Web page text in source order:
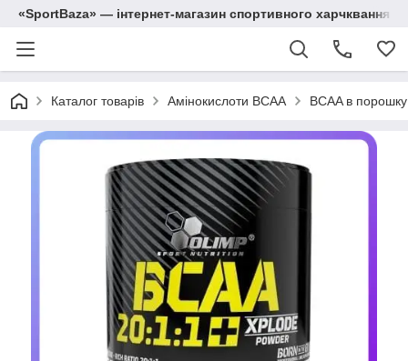
«SportBaza» — інтернет-магазин спортивного харчквання
Каталог товарів Амінокислоти BCAA BCAA в порошку